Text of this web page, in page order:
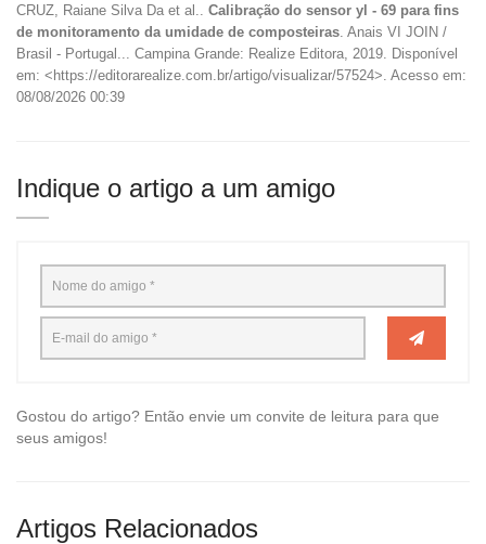
CRUZ, Raiane Silva Da et al.. Calibração do sensor yl - 69 para fins
de monitoramento da umidade de composteiras . Anais VI JOIN /
Brasil - Portugal... Campina Grande: Realize Editora, 2019. Disponível
em: <https://editorarealize.com.br/artigo/visualizar/57524>. Acesso em:
08/08/2026 00:39
Indique o artigo a um amigo
Gostou do artigo? Então envie um convite de leitura para que
seus amigos!
Artigos Relacionados